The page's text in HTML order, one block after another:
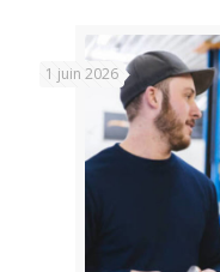
1 juin 2026